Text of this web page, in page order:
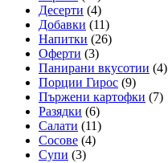
Десерти (4)
Добавки (11)
Напитки (26)
Оферти (3)
Панирани вкусотии (4)
Порции Гирос (9)
Пържени картофки (7)
Разядки (6)
Салати (11)
Сосове (4)
Супи (3)